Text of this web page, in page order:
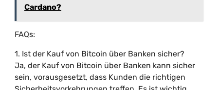
Cardano?
FAQs:
1. Ist der Kauf von Bitcoin über Banken sicher?
Ja, der Kauf von Bitcoin über Banken kann sicher
sein, vorausgesetzt, dass Kunden die richtigen